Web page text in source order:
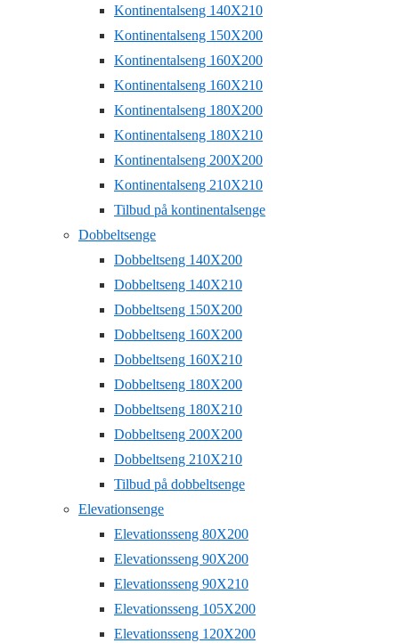
Kontinentalseng 140X210
Kontinentalseng 150X200
Kontinentalseng 160X200
Kontinentalseng 160X210
Kontinentalseng 180X200
Kontinentalseng 180X210
Kontinentalseng 200X200
Kontinentalseng 210X210
Tilbud på kontinentalsenge
Dobbeltsenge
Dobbeltseng 140X200
Dobbeltseng 140X210
Dobbeltseng 150X200
Dobbeltseng 160X200
Dobbeltseng 160X210
Dobbeltseng 180X200
Dobbeltseng 180X210
Dobbeltseng 200X200
Dobbeltseng 210X210
Tilbud på dobbeltsenge
Elevationsenge
Elevationsseng 80X200
Elevationsseng 90X200
Elevationsseng 90X210
Elevationsseng 105X200
Elevationsseng 120X200